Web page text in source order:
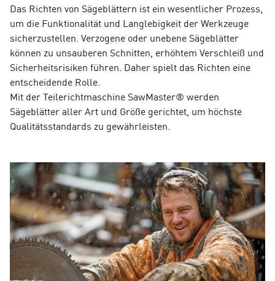
Das Richten von Sägeblättern ist ein wesentlicher Prozess,
um die Funktionalität und Langlebigkeit der Werkzeuge
sicherzustellen. Verzogene oder unebene Sägeblätter
können zu unsauberen Schnitten, erhöhtem Verschleiß und
Sicherheitsrisiken führen. Daher spielt das Richten eine
entscheidende Rolle.
Mit der Teilerichtmaschine SawMaster® werden
Sägeblätter aller Art und Größe gerichtet, um höchste
Qualitätsstandards zu gewährleisten.